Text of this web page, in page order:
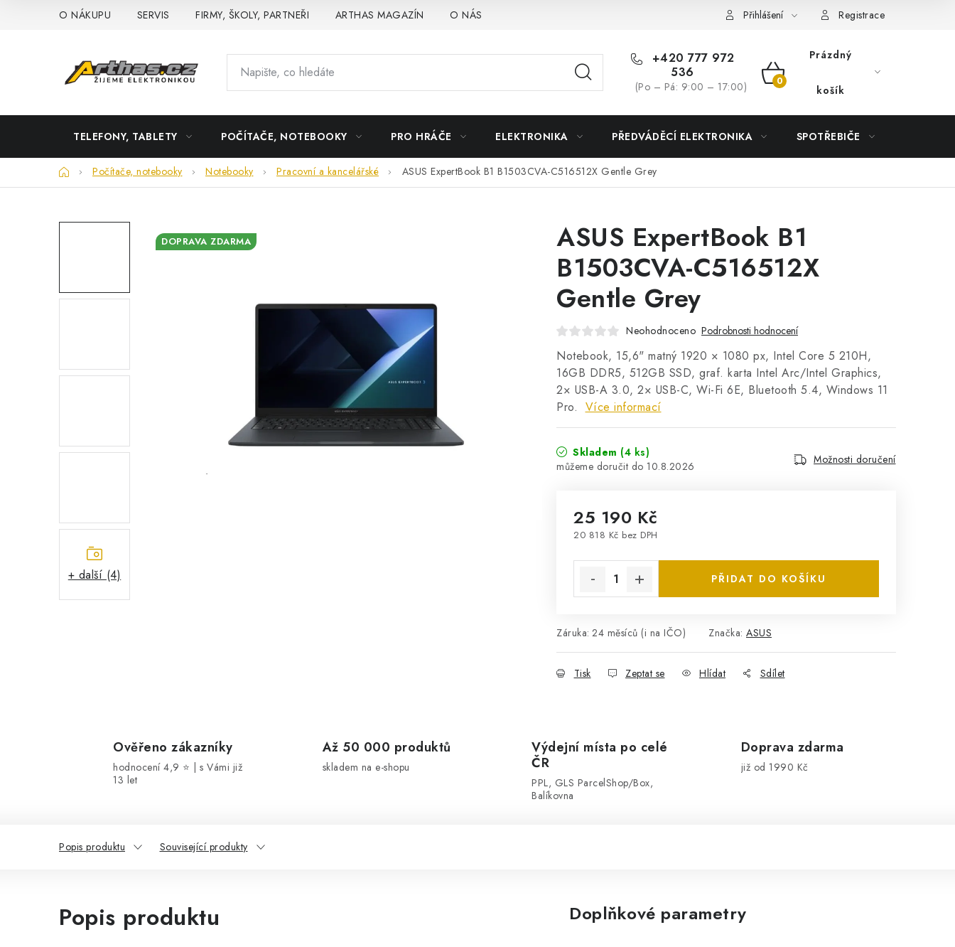
O NÁKUPU SERVIS FIRMY, ŠKOLY, PARTNEŘI ARTHAS MAGAZÍN O NÁS Přihlášení Registrace
+420 777 972
536
(Po – Pá: 9:00 – 17:00)
NÁKUPNÍ
Prázdný
košík
TELEFONY, TABLETY POČÍTAČE, NOTEBOOKY PRO HRÁČE ELEKTRONIKA PŘEDVÁDĚCÍ ELEKTRONIKA SPOTŘEBIČE
DomůPočítače, notebooky Notebooky Pracovní a kancelářské ASUS ExpertBook B1 B1503CVA-C516512X Gentle Grey
+ další (4)
ASUS ExpertBook B1
B1503CVA-C516512X
Gentle Grey
Neohodnoceno Podrobnosti hodnocení
Notebook, 15,6" matný 1920 × 1080 px, Intel Core 5 210H,
16GB DDR5, 512GB SSD, graf. karta Intel Arc/Intel Graphics,
2× USB-A 3.0, 2× USB-C, Wi-Fi 6E, Bluetooth 5.4, Windows 11
Pro. Více informací
Skladem (4 ks)
10.8.2026
Možnosti doručení
25 190 Kč
20 818 Kč bez DPH
PŘIDAT DO KOŠÍKU
Záruka: 24 měsíců (i na IČO) Značka: ASUS
Tisk Zeptat se Hlídat Sdílet
DOPRAVA ZDARMA
Ověřeno zákazníky
hodnocení 4,9 ⭐ | s Vámi již
13 let
Až 50 000 produktů
skladem na e-shopu
Výdejní místa po celé
ČR
PPL, GLS ParcelShop/Box,
Balíkovna
Doprava zdarma
již od 1990 Kč
Popis produktu Související produkty
Popis produktu Doplňkové parametry